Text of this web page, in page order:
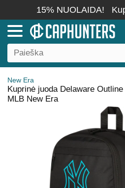
15% NUOLAIDA!
New Era
Kuprinė juoda Delaware
MLB New Era